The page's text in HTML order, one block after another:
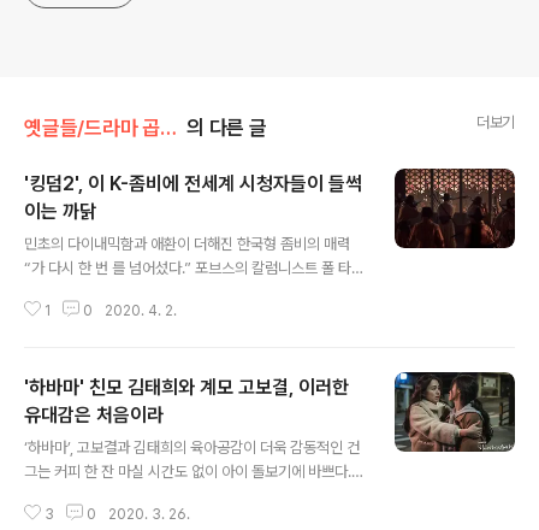
옛글들/드라마 곱씹기 의 다른 글 더보기
'킹덤2', 이 K-좀비에 전세계 시청자들이 들썩
이는 까닭
민초의 다이내믹함과 애환이 더해진 한국형 좀비의 매력
“가 다시 한 번 를 넘어섰다.” 포브스의 칼럼니스트 폴 타시
“솔직히 말해 시즌2가 더 좋다고 생각한다”며 “국가 전체
맞춰 제작된 좀비물은 진정으로 경이적인 시리즈”라고 극
찬했다. 넷플릭스 오리지널 에 대한 반응이 심상찮다. 코로
나19로 전 세계가 팬데믹에 들어선 상황이지만, 마치 바이
러스처럼 퍼져나가는 조선 좀비와의 사투를 다룬 는 전 세
비물이라는 장르 자체가 서구의 것이지만, 조선 좀비로 재
1 0 2020. 4. 2.
'하바마' 친모 김태희와 계모 고보결, 이러한
유대감은 처음이라
‘하바마’, 고보결과 김태희의 육아공감이 더욱 감동적인 건
그는 커피 한 잔 마실 시간도 없이 아이 돌보기에 바쁘다.
이 쏟아진다. 그렇게 정신없이 바쁜 게 육아지만, 안 해본
3 0 2020. 3. 26.